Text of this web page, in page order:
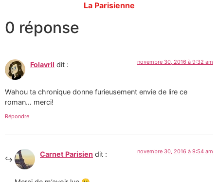
La Parisienne
0 réponse
Folavril dit : novembre 30, 2016 à 9:32 am
Wahou ta chronique donne furieusement envie de lire ce
roman… merci!
Répondre
Carnet Parisien dit : novembre 30, 2016 à 9:54 am